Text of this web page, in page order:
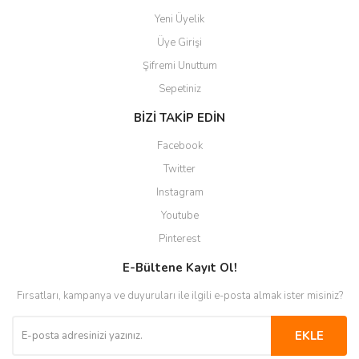
Yeni Üyelik
Üye Girişi
Şifremi Unuttum
Sepetiniz
BİZİ TAKİP EDİN
Facebook
Twitter
Instagram
Youtube
Pinterest
E-Bültene Kayıt Ol!
Fırsatları, kampanya ve duyuruları ile ilgili e-posta almak ister misiniz?
EKLE